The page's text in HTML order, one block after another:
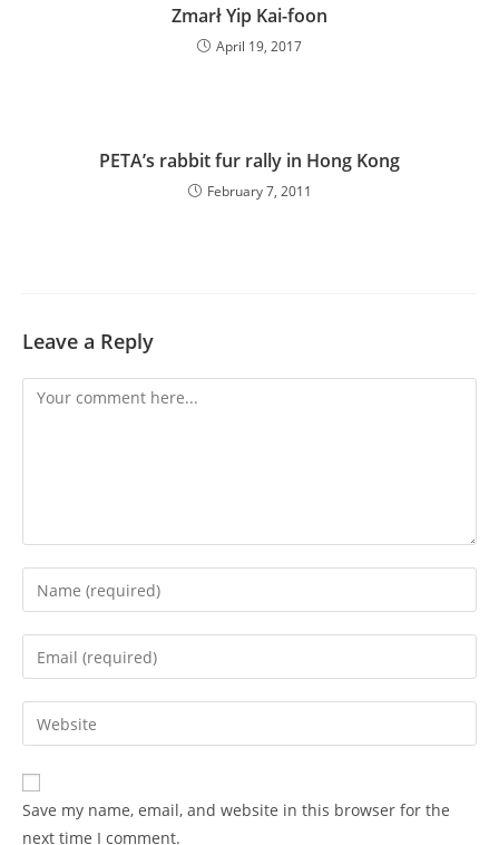
Zmarł Yip Kai-foon
April 19, 2017
PETA’s rabbit fur rally in Hong Kong
February 7, 2011
Leave a Reply
Comment
Enter
your
name
comment
Enter
your
email
address
comment
Enter
your
website
URL
(optional)
Save my name, email, and website in this browser for the
next time I comment.